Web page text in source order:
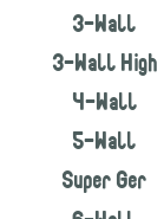
3-Wall
3-Wall High
4-Wall
5-Wall
Super Ger